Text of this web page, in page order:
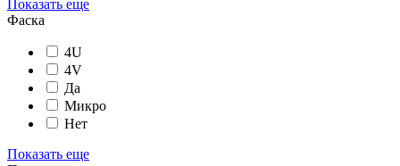
Показать еще
Фаска
4U
4V
Да
Микро
Нет
Показать еще